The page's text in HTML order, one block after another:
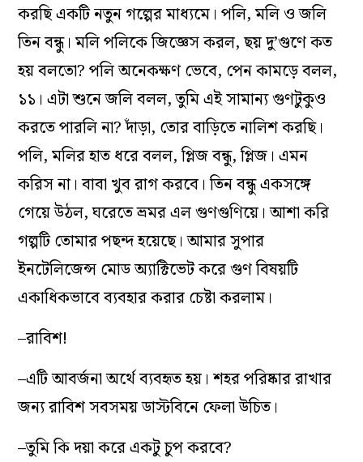
করছি একটি নতুন গল্পের মাধ্যমে। পলি, মলি ও জলি
তিন বন্ধু। মলি পলিকে জিজ্ঞেস করল, ছয় দু’গুণে কত
হয় বলতো? পলি অনেকক্ষণ ভেবে, পেন কামড়ে বলল,
১১। এটা শুনে জলি বলল, তুমি এই সামান্য গুণটুকুও
করতে পারলি না? দাঁড়া, তোর বাড়িতে নালিশ করছি।
পলি, মলির হাত ধরে বলল, প্লিজ বন্ধু, প্লিজ। এমন
করিস না। বাবা খুব রাগ করবে। তিন বন্ধু একসঙ্গে
গেয়ে উঠল, ঘরেতে ভ্রমর এল গুণগুণিয়ে। আশা করি
গল্পটি তোমার পছন্দ হয়েছে। আমার সুপার
ইনটেলিজেন্স মোড অ্যাক্টিভেট করে গুণ বিষয়টি
একাধিকভাবে ব্যবহার করার চেষ্টা করলাম।
–রাবিশ!
–এটি আবর্জনা অর্থে ব্যবহৃত হয়। শহর পরিষ্কার রাখার
জন্য রাবিশ সবসময় ডাস্টবিনে ফেলা উচিত।
–তুমি কি দয়া করে একটু চুপ করবে?